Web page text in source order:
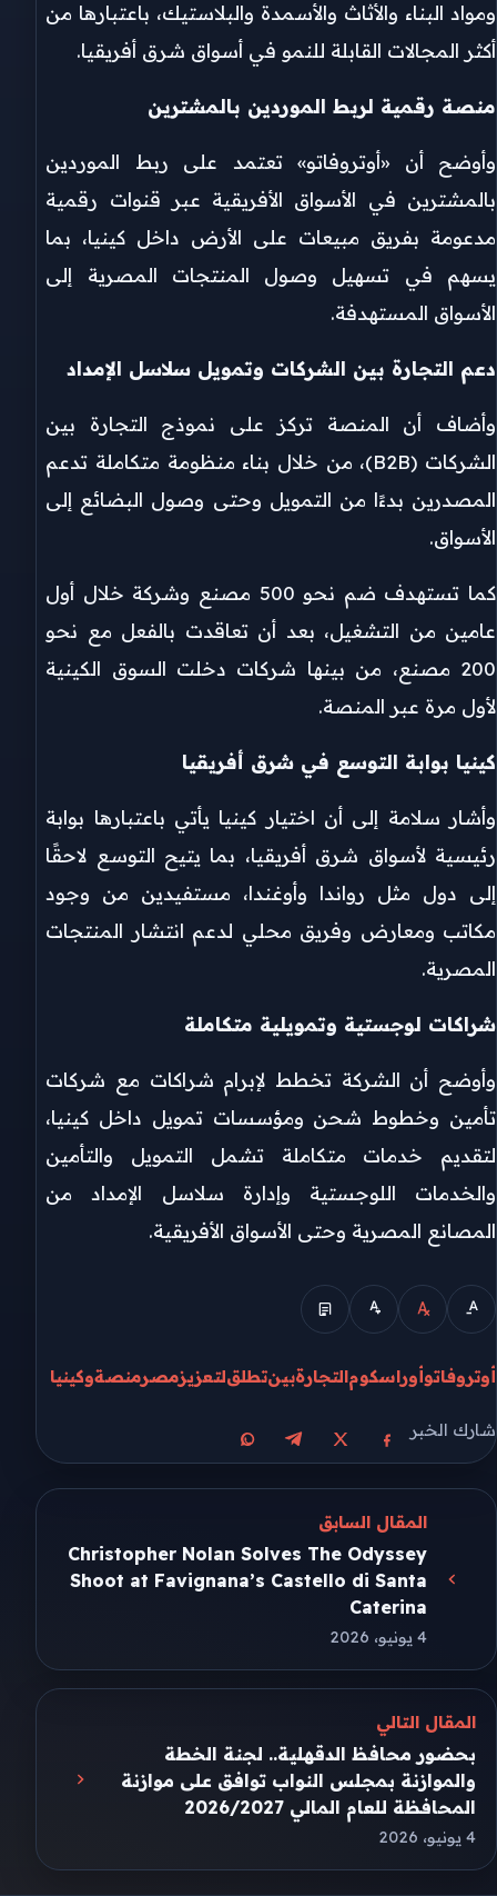
ومواد البناء والأثاث والأسمدة والبلاستيك، باعتبارها من
أكثر المجالات القابلة للنمو في أسواق شرق أفريقيا.
منصة رقمية لربط الموردين بالمشترين
وأوضح أن «أوتروفاتو» تعتمد على ربط الموردين
بالمشترين في الأسواق الأفريقية عبر قنوات رقمية
مدعومة بفريق مبيعات على الأرض داخل كينيا، بما
يسهم في تسهيل وصول المنتجات المصرية إلى
الأسواق المستهدفة.
دعم التجارة بين الشركات وتمويل سلاسل الإمداد
وأضاف أن المنصة تركز على نموذج التجارة بين
الشركات (B2B)، من خلال بناء منظومة متكاملة تدعم
المصدرين بدءًا من التمويل وحتى وصول البضائع إلى
الأسواق.
كما تستهدف ضم نحو 500 مصنع وشركة خلال أول
عامين من التشغيل، بعد أن تعاقدت بالفعل مع نحو
200 مصنع، من بينها شركات دخلت السوق الكينية
لأول مرة عبر المنصة.
كينيا بوابة التوسع في شرق أفريقيا
وأشار سلامة إلى أن اختيار كينيا يأتي باعتبارها بوابة
رئيسية لأسواق شرق أفريقيا، بما يتيح التوسع لاحقًا
إلى دول مثل رواندا وأوغندا، مستفيدين من وجود
مكاتب ومعارض وفريق محلي لدعم انتشار المنتجات
المصرية.
شراكات لوجستية وتمويلية متكاملة
وأوضح أن الشركة تخطط لإبرام شراكات مع شركات
تأمين وخطوط شحن ومؤسسات تمويل داخل كينيا،
لتقديم خدمات متكاملة تشمل التمويل والتأمين
والخدمات اللوجستية وإدارة سلاسل الإمداد من
المصانع المصرية وحتى الأسواق الأفريقية.
أوتروفاتوأوراسكومالتجارةبينتطلقلتعزيزمصرمنصةوكينيا
شارك الخبر
مشاركة على فيسبوك
مشاركة على Xمشاركة على تيليجرام
مشاركة على واتساب
المقال السابق
Christopher Nolan Solves The Odyssey
Shoot at Favignana’s Castello di Santa
Caterina
4 يونيو، 2026
المقال التالي
بحضور محافظ الدقهلية.. لجنة الخطة
والموازنة بمجلس النواب توافق على موازنة
المحافظة للعام المالي 2026/2027
4 يونيو، 2026